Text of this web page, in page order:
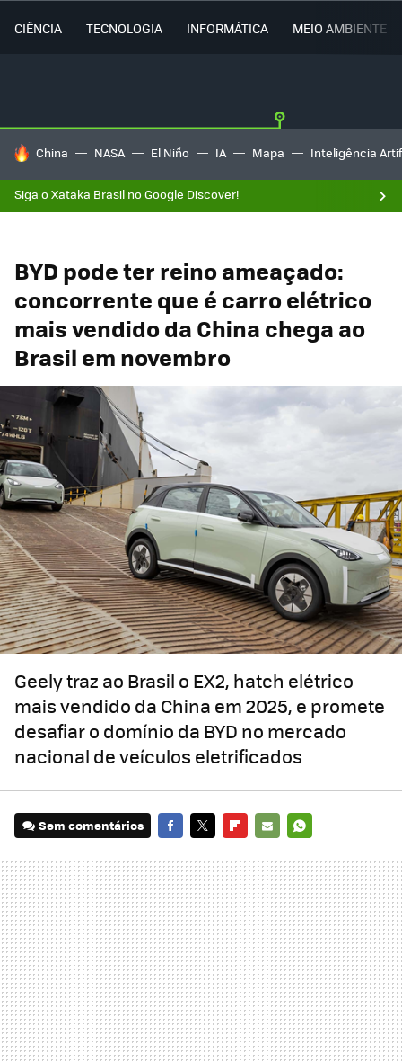
CIÊNCIA TECNOLOGIA INFORMÁTICA MEIO AMBIENTE
TENDÊNCIAS DO DIA
China NASA El Niño IA Mapa Inteligência
Siga o Xataka Brasil no Google Discover!
BYD pode ter reino ameaçado:
concorrente que é carro elétrico
mais vendido da China chega ao
Brasil em novembro
Geely traz ao Brasil o EX2, hatch elétrico
mais vendido da China em 2025, e promete
desafiar o domínio da BYD no mercado
nacional de veículos eletrificados
Sem comentários
MAIL